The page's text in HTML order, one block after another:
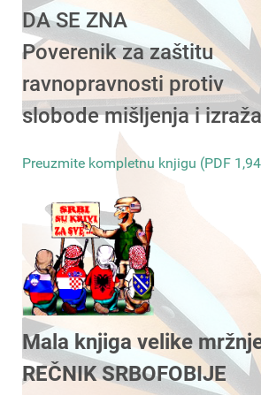
DA SE ZNA
Poverenik za zaštitu
ravnopravnosti protiv
slobode mišljenja i
Preuzmite kompletnu knjigu (PDF
Mala knjiga velike
REČNIK SRBOFOBIJE